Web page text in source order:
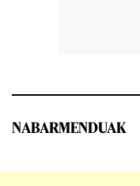
NABARMENDUAK